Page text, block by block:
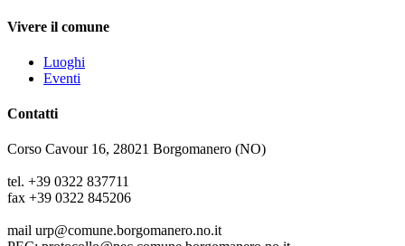
Vivere il comune
Luoghi
Eventi
Contatti
Corso Cavour 16, 28021 Borgomanero (NO)
tel. +39 0322 837711
fax +39 0322 845206
mail urp@comune.borgomanero.no.it